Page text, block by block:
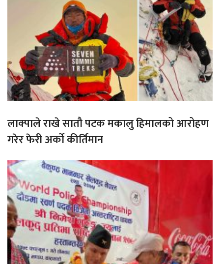
लाक्पाले राखे सातौ पटक मकालु हिमालको आरोहण
गरेर फेरी अर्को कीर्तिमान